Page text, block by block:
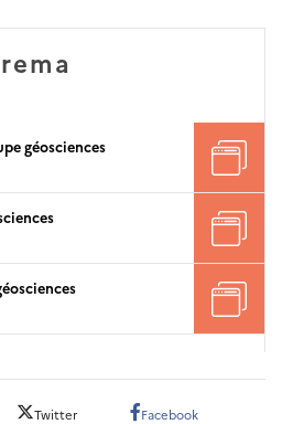
géosciences
Twitter Facebook